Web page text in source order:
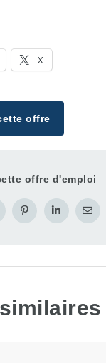
X
offre
offre d'emploi